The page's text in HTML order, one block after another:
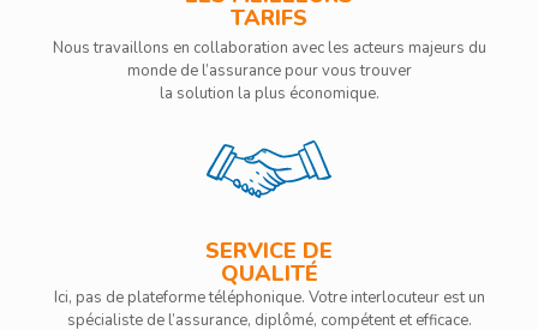
TARIFS
Nous travaillons en collaboration avec les acteurs majeurs du
monde de l’assurance pour vous trouver
la solution la plus économique.
SERVICE DE
QUALITÉ
Ici, pas de plateforme téléphonique. Votre interlocuteur est un
spécialiste de l’assurance, diplômé, compétent et efficace.